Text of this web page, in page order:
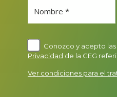
Nombre *
Conozco y acepto
Privacidad de la CEG
Ver condiciones para el